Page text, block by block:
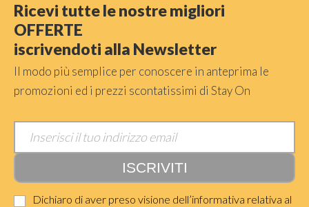
Ricevi tutte le nostre migliori
OFFERTE
iscrivendoti alla Newsletter
Il modo più semplice per conoscere in anteprima le
promozioni ed i prezzi scontatissimi di Stay On
Dichiaro di aver preso visione dell’informativa relativa al